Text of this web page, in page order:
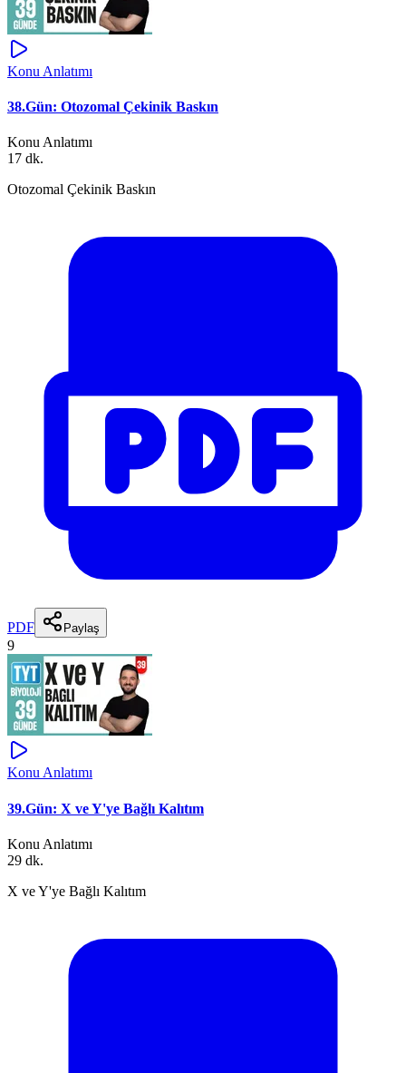
Konu Anlatımı
38.Gün: Otozomal Çekinik Baskın
Konu Anlatımı
17 dk.
Otozomal Çekinik Baskın
PDF Paylaş
9
Konu Anlatımı
39.Gün: X ve Y'ye Bağlı Kalıtım
Konu Anlatımı
29 dk.
X ve Y'ye Bağlı Kalıtım